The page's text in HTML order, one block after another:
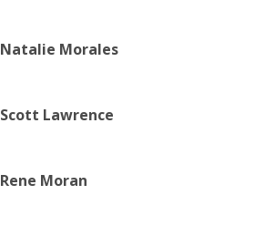
Natalie Morales
Scott Lawrence
Rene Moran